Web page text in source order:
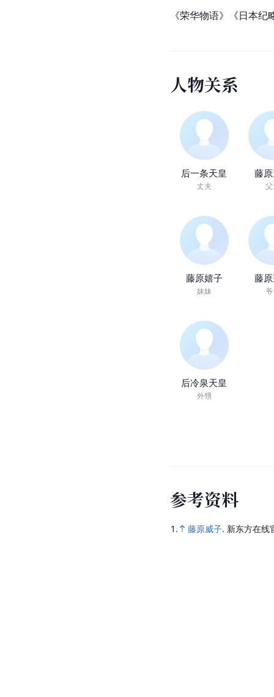
《荣华物语》《日本
人物关系
后一条天皇
丈夫
藤
藤原嬉子
妹妹
藤
后冷泉天皇
外甥
参考资料
1. 藤原威子. 新东方在线